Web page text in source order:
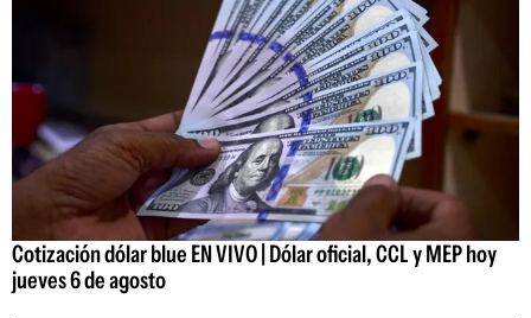
Cotización dólar blue EN VIVO | Dólar oficial, CCL y MEP hoy
jueves 6 de agosto